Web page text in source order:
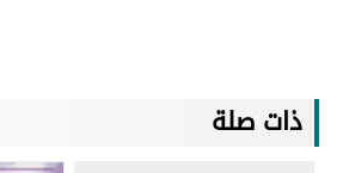
ذات صلة